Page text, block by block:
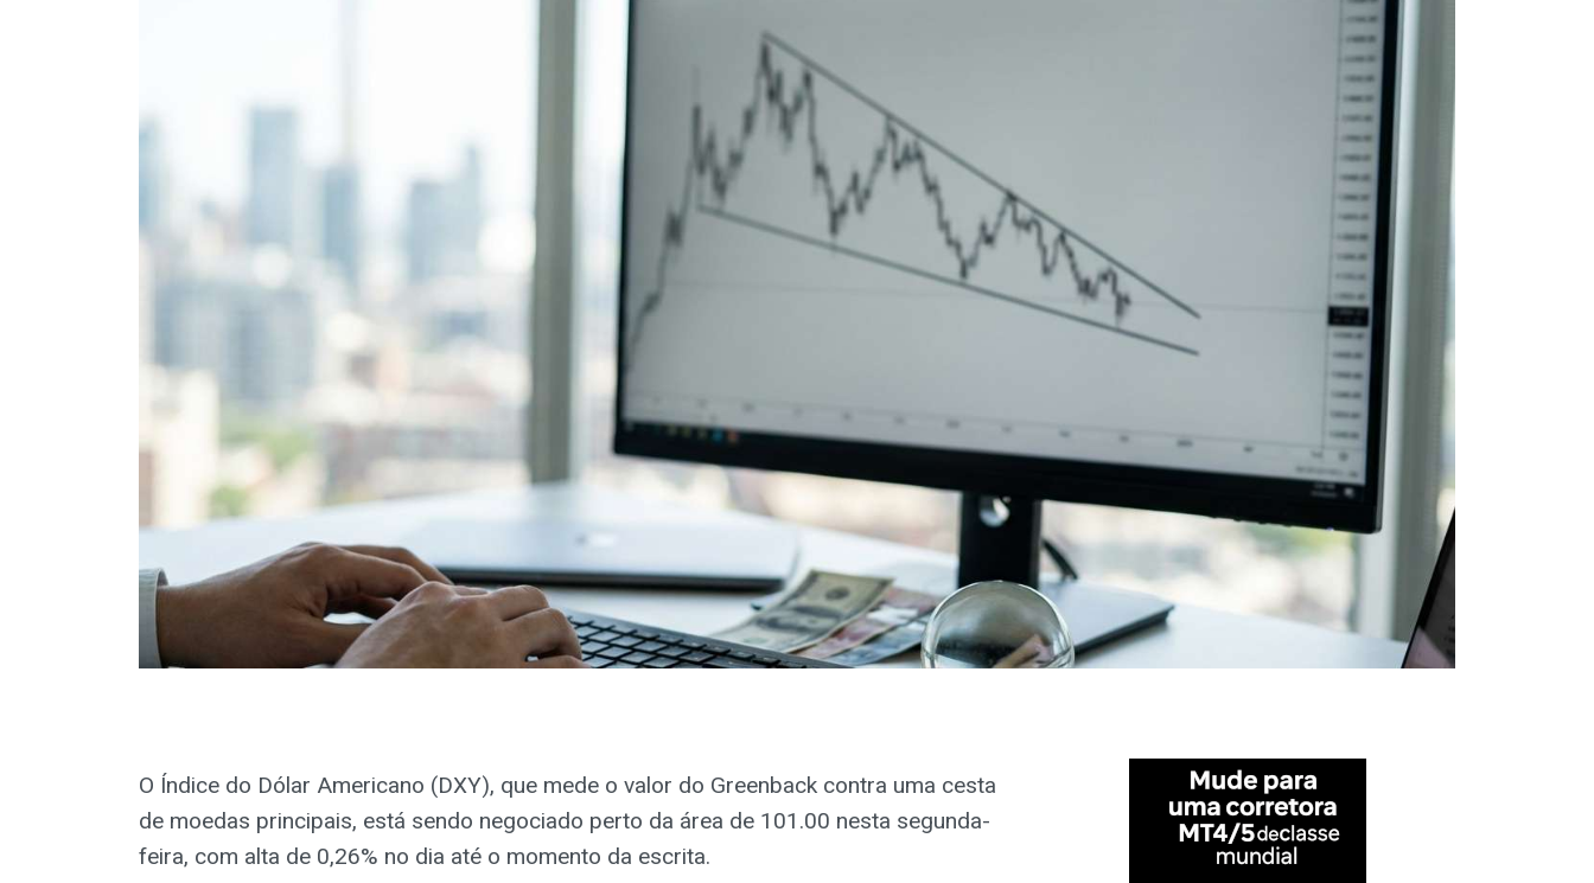
O Índice do Dólar Americano (DXY), que mede o valor do Greenback contra uma cesta
de moedas principais, está sendo negociado perto da área de 101.00 nesta segunda-
feira, com alta de 0,26% no dia até o momento da escrita.